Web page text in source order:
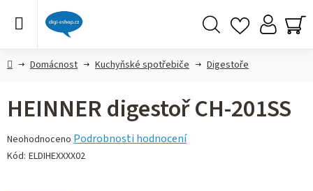
DomůDomácnost Kuchyňské spotřebiče Digestoře
HEINNER digestoř CH-201SS
Průměrné
hodnocení
Neohodnoceno Podrobnosti hodnocení
Kód: ELDIHEXXXX02